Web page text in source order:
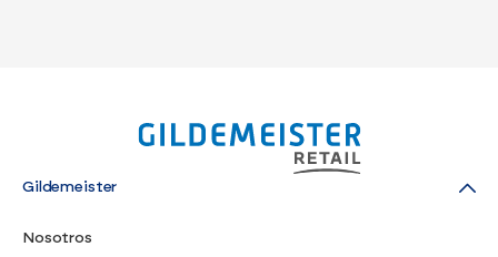
Gildemeister
Nosotros